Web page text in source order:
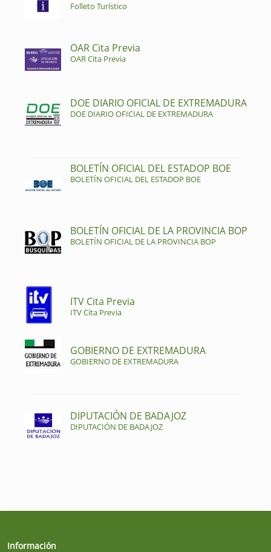
Folleto Turístico
OAR Cita Previa
OAR Cita Previa
DOE DIARIO OFICIAL DE EXTREMADURA
DOE DIARIO OFICIAL DE EXTREMADURA
BOLETÍN OFICIAL DEL ESTADOP BOE
BOLETÍN OFICIAL DEL ESTADOP BOE
BOLETÍN OFICIAL DE LA PROVINCIA BOP
BOLETÍN OFICIAL DE LA PROVINCIA BOP
ITV Cita Previa
ITV Cita Previa
GOBIERNO DE EXTREMADURA
GOBIERNO DE EXTREMADURA
DIPUTACIÓN DE BADAJOZ
DIPUTACIÓN DE BADAJOZ
Información